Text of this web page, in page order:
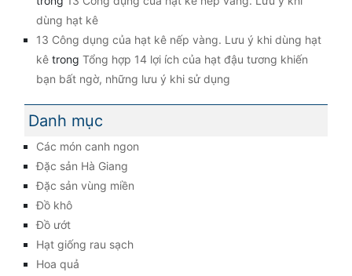
dùng hạt kê
13 Công dụng của hạt kê nếp vàng. Lưu ý khi dùng hạt
kê trong Tổng hợp 14 lợi ích của hạt đậu tương khiến
bạn bất ngờ, những lưu ý khi sử dụng
Danh mục
Các món canh ngon
Đặc sản Hà Giang
Đặc sản vùng miền
Đồ khô
Đồ ướt
Hạt giống rau sạch
Hoa quả